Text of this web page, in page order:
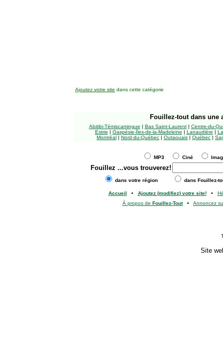
Ajoutez votre site dans cette catégorie
Fouillez-tout dans une
Abitibi-Témiscamingue | Bas Saint-Laurent| Centre-du-
Estrie | Gaspésie-Îles-de-la-Madeleine | Lanaudière |
Montréal | Nord-du-Québec | Outaouais | Québec |
MP3 Ciné
Fouillez ...vous trouverez!
dans votre région dans Fouillez-
Accueil • Ajoutez (modifiez) votre site!•
À propos de Fouillez-Tout• Annoncez
Site